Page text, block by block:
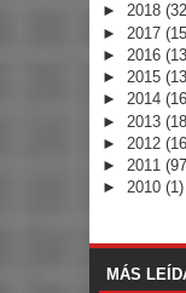
► 2018
► 2017
► 2016
► 2015
► 2014
► 2013
► 2012
► 2011
► 2010 (1)
MÁS